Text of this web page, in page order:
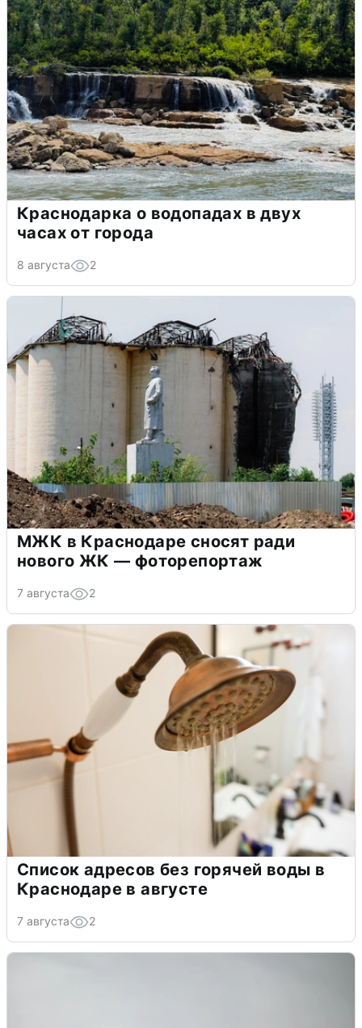
Краснодарка о водопадах в двух
часах от города
8 августа 2
МЖК в Краснодаре сносят ради
нового ЖК — фоторепортаж
7 августа 2
Список адресов без горячей воды в
Краснодаре в августе
7 августа 2